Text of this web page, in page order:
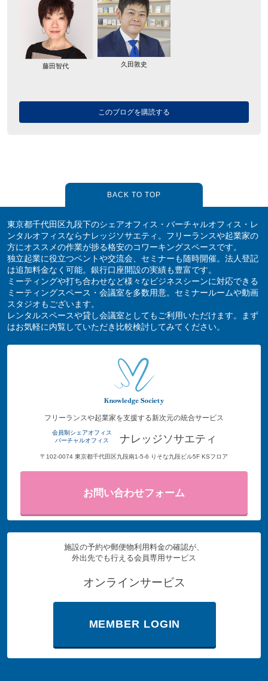
藤田智代 久田敦史
このブログを購読する
BACK TO TOP
東京都千代田区九段下のシェアオフィス・バーチャルオフィス・レ
ンタルオフィスならナレッジソサエティ。フリーランスや起業家の
方にオススメの作業が捗る格安のコワーキングスペースです。
独立起業に役立つベントや交流会、セミナーも随時開催。法人登記
は追加料金なく可能。銀行口座開設の実績も豊富です。
ミーティングや打ち合わせなど様々なビジネスシーンに対応できる
ミーティングスペース・会議室を多数用意。セミナールームや動画
スタジオもございます。
レンタルスペースや貸し会議室としてもご利用いただけます。まず
はお気軽に内覧していただき比較検討してみてください。
フリーランスや起業家を支援する新次元の統合サービス
会員制シェアオフィス
バーチャルオフィス
ナレッジソサエティ
〒102-0074 東京都千代田区九段南1-5-6 りそな九段ビル5F KSフロア
お問い合わせフォーム
施設の予約や郵便物利用料金の確認が、
外出先でも行える会員専用サービス
オンラインサービス
MEMBER LOGIN